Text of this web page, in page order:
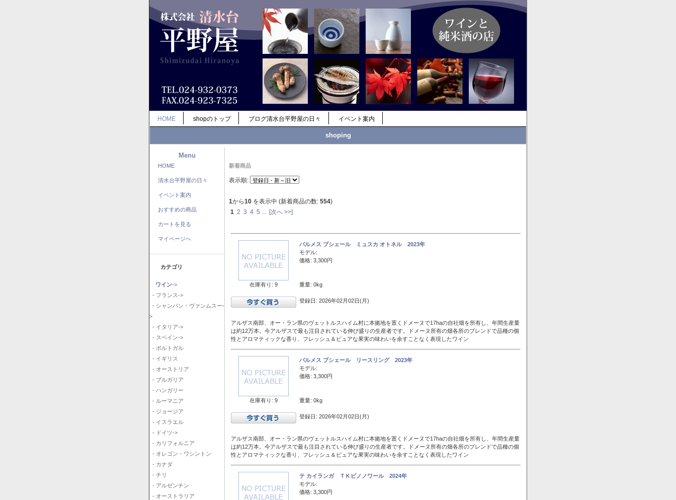
HOME shopのトップ ブログ清水台平野屋の日々 イベント案内
shoping
Menu
HOME
清水台平野屋の日々
イベント案内
おすすめの商品
カートを見る
マイページへ
カテゴリ
ワイン->
- フランス->
- シャンパン・ヴァンムスー-
>
- イタリア->
- スペイン->
- ポルトガル
- イギリス
- オーストリア
- ブルガリア
- ハンガリー
- ルーマニア
- ジョージア
- イスラエル
- ドイツ->
- カリフォルニア
- オレゴン・ワシントン
- カナダ
- チリ
- アルゼンチン
- オーストラリア
新着商品
表示順:
1から10 を表示中 (新着商品の数: 554)
1 2 3 4 5 [次へ >>]
在庫有り: 9
バルメス ブシェール ミュスカ オトネル 2023年
モデル:
価格: 3,300円
重量: 0kg
登録日: 2026年02月02日(月)
アルザス南部、オー・ラン県のヴェットルスハイム村に本拠地を置くドメーヌで17haの自社畑を所有し、年間生産量
は約12万本。今アルザスで最も注目されている伸び盛りの生産者です。ドメーヌ所有の畑各所のブレンドで品種の個
性とアロマティックな香り、フレッシュ＆ピュアな果実の味わいを余すことなく表現したワイン
在庫有り: 9
バルメス ブシェール リースリング 2023年
モデル:
価格: 3,300円
重量: 0kg
登録日: 2026年02月02日(月)
アルザス南部、オー・ラン県のヴェットルスハイム村に本拠地を置くドメーヌで17haの自社畑を所有し、年間生産量
は約12万本。今アルザスで最も注目されている伸び盛りの生産者です。ドメーヌ所有の畑各所のブレンドで品種の個
性とアロマティックな香り、フレッシュ＆ピュアな果実の味わいを余すことなく表現したワイン
テ カイランガ ＴＫピノノワール 2024年
モデル:
価格: 3,300円